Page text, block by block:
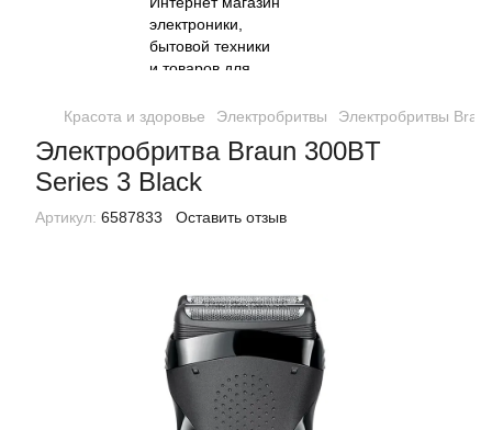
Красота и здоровье Электробритвы Электробритвы
Электробритва Braun 300BT
Series 3 Black
Артикул: 6587833 Оставить отзыв